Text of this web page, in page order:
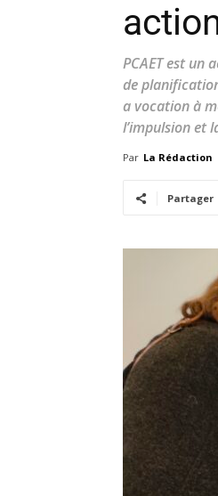
PCAET est
de
a vocation à
l’impulsion et
Par La Rédaction
Partager